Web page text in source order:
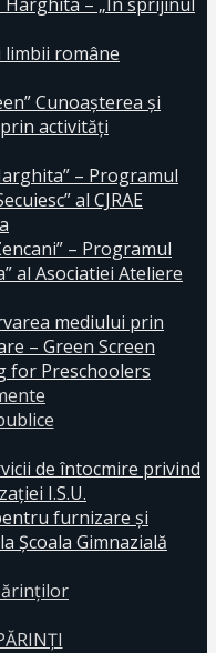
române
Cunoașterea şi
activităţi
– Programul
al CJRAE
– Programul
al Asociatiei Ateliere
mediului prin
– Green Screen
for Preschoolers
de întocmire privind
I.S.U.
furnizare și
Școala Gimnazială